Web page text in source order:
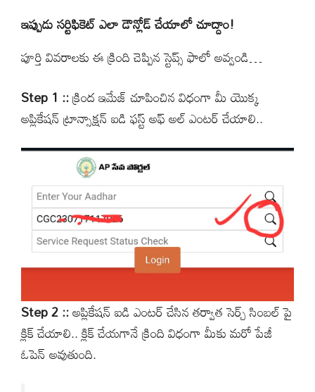
ఇప్పుడు సర్టిఫికెట్ ఎలా డౌన్లోడ్ చేయాలో చూద్దాం!
పూర్తి వివరాలకు ఈ క్రింది చెప్పిన స్టెప్స్ ఫాలో అవ్వండి…
Step 1 ::క్రింద ఇమేజ్ చూపించిన విధంగా మీ యొక్క
అప్లికేషన్ ట్రాన్సాక్షన్ ఐడి ఫస్ట్ అఫ్ అల్ ఎంటర్ చేయాలి..
Step 2 ::అప్లికేషన్ ఐడి ఎంటర్ చేసిన తర్వాత సెర్చ్ సింబల్ పై
క్లిక్ చేయాలి.. క్లిక్ చేయగానే క్రింది విధంగా మీకు మరో పేజీ
ఓపెన్ అవుతుంది.